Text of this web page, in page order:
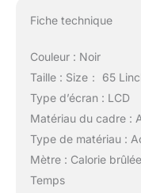
Fiche technique
Couleur : Noir
Taille : Size： 65
Type d’écran : LCD
Matériau du cadre :
Type de matériau :
Mètre : Calorie
Temps